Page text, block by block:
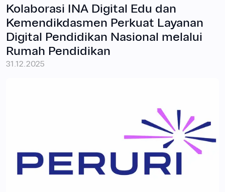
Kolaborasi INA Digital Edu dan
Kemendikdasmen Perkuat Layanan
Digital Pendidikan Nasional melalui
Rumah Pendidikan
31.12.2025